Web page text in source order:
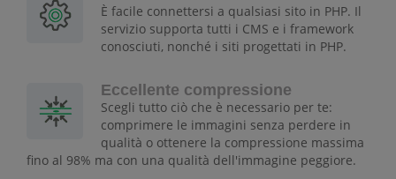
È facile connettersi a qualsiasi sito in PHP. Il
servizio supporta tutti i CMS e i framework
conosciuti, nonché i siti progettati in PHP.
Eccellente compressione
Scegli tutto ciò che è necessario per te:
comprimere le immagini senza perdere in
qualità o ottenere la compressione massima
fino al 98% ma con una qualità dell'immagine peggiore.